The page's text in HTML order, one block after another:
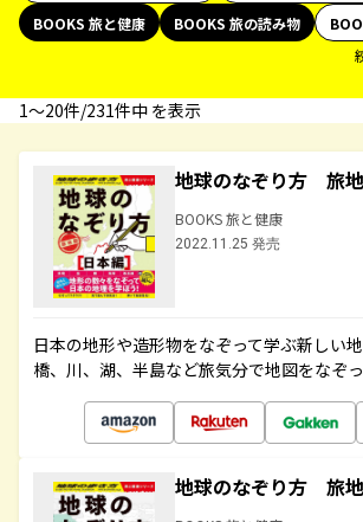
BOOKS 旅と健康
BOOKS 旅の読み物
1〜20件/231件中 を表示
地球のなぞり方 旅
BOOKS 旅と健康
2022.11.25 発売
日本の地形や造形物をなぞって学ぶ新しい
橋、川、湖、半島など旅気分で地図をなぞ
地球のなぞり方 旅